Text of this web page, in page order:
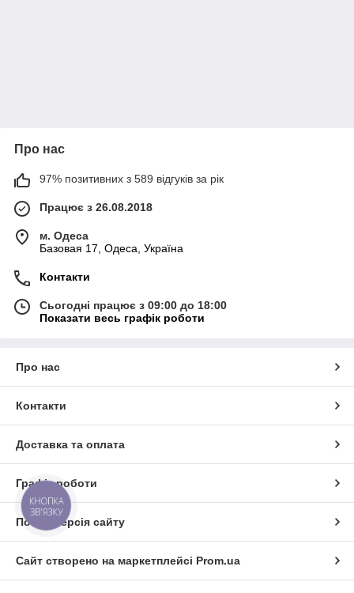
Про нас
97% позитивних з 589 відгуків за рік
Працює з 26.08.2018
м. Одеса
Базовая 17, Одеса, Україна
Контакти
Сьогодні працює з 09:00 до 18:00
Показати весь графік роботи
Про нас
Контакти
Доставка та оплата
Графік роботи
Повна версія сайту
Сайт створено на маркетплейсі Prom.ua
КНОПКА
ЗВ'ЯЗКУ